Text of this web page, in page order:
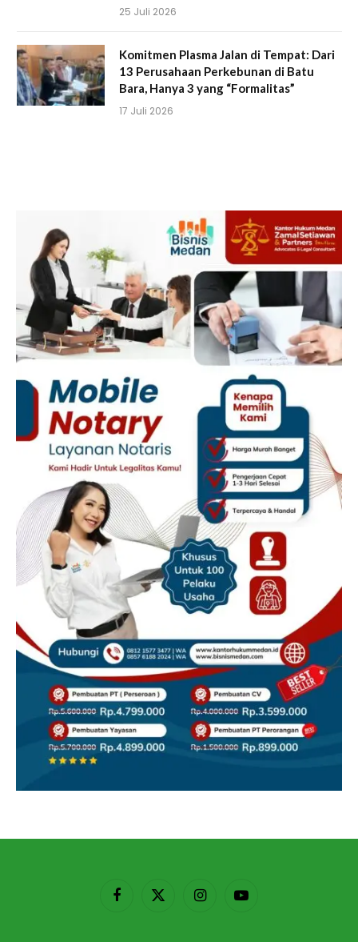
25 Juli 2026
Komitmen Plasma Jalan di Tempat: Dari
13 Perusahaan Perkebunan di Batu
Bara, Hanya 3 yang “Formalitas”
17 Juli 2026
FacebookX
InstagramYouTube